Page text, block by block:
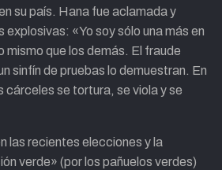
su país. Hana fue aclamada y
«Yo soy sólo una más en
mismo que los demás. El fraude
sinfín de pruebas lo demuestran. En
cárceles se tortura, se viola y se
las recientes elecciones y la
verde» (por los pañuelos verdes)